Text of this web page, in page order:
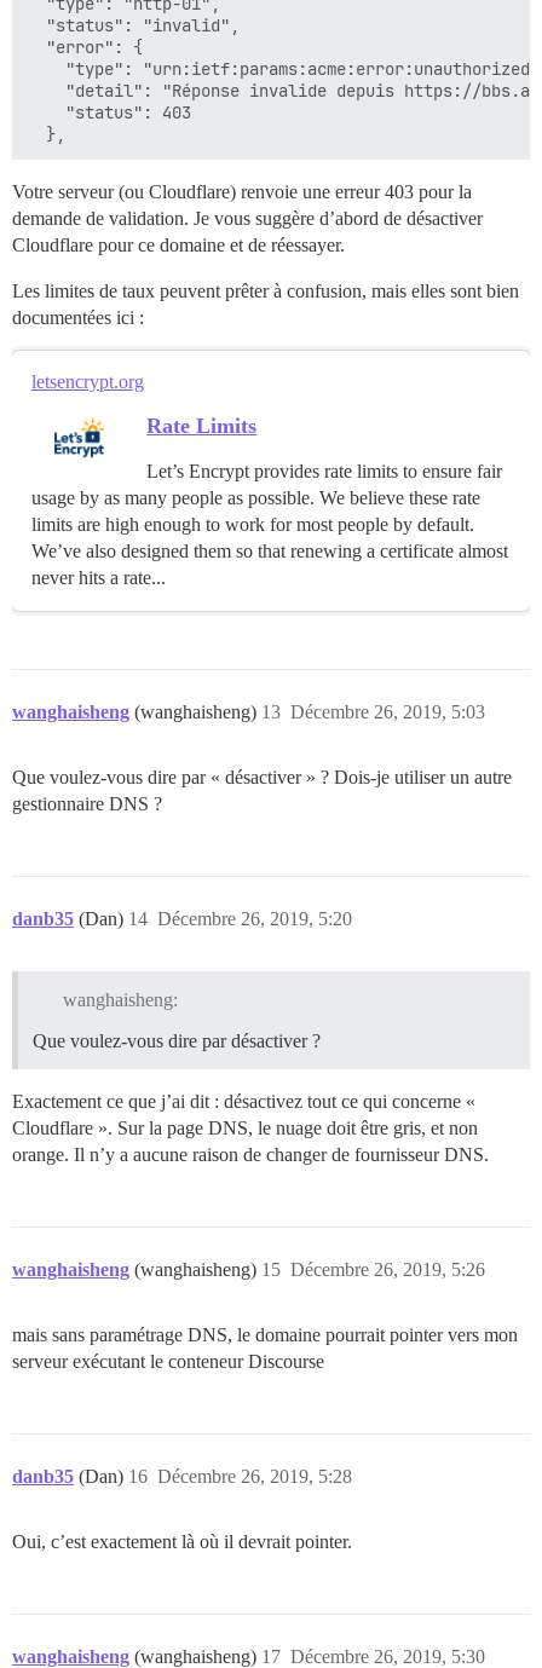
identifiant du processus supervisor : 2040
nginx : [emerg] impossible de charger le certificat "/
nginx : [emerg] impossible de charger le certificat "/
nginx : [emerg] impossible de charger le certificat "/
nginx : [emerg] impossible de charger le certificat "/
nginx : [emerg] impossible de charger le certificat "/
nginx : [emerg] impossible de charger le certificat "/
  "status": "invalid",
  "error": {
"type":
"detail": "Réponse invalide depuis https://
    "status": 403
Votre serveur (ou Cloudflare) renvoie une erreur 403 pour la
demande de validation. Je vous suggère d’abord de désactiver
Cloudflare pour ce domaine et de réessayer.
Les limites de taux peuvent prêter à confusion, mais elles sont bien
documentées ici :
letsencrypt.org
Rate Limits
Let’s Encrypt provides rate limits to ensure fair
usage by as many people as possible. We believe these rate
limits are high enough to work for most people by default.
We’ve also designed them so that renewing a certificate almost
never hits a rate...
wanghaisheng (wanghaisheng) Décembre 26, 2019, 5:03
13
Que voulez-vous dire par « désactiver » ? Dois-je utiliser un autre
gestionnaire DNS ?
danb35 (Dan) Décembre 26, 2019, 5:20
14
wanghaisheng:
Que voulez-vous dire par désactiver ?
Exactement ce que j’ai dit : désactivez tout ce qui concerne «
Cloudflare ». Sur la page DNS, le nuage doit être gris, et non
orange. Il n’y a aucune raison de changer de fournisseur DNS.
wanghaisheng (wanghaisheng) Décembre 26, 2019, 5:26
15
mais sans paramétrage DNS, le domaine pourrait pointer vers mon
serveur exécutant le conteneur Discourse
danb35 (Dan) Décembre 26, 2019, 5:28
16
Oui, c’est exactement là où il devrait pointer.
wanghaisheng (wanghaisheng) Décembre 26, 2019, 5:30
17